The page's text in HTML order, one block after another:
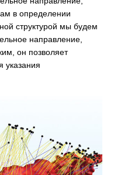
в определении
структурой мы будем
направление,
он позволяет
указания